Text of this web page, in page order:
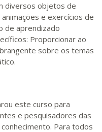
diversos objetos de
e exercícios de
de aprendizado
Proporcionar ao
sobre os temas
este curso para
e pesquisadores das
Para todos